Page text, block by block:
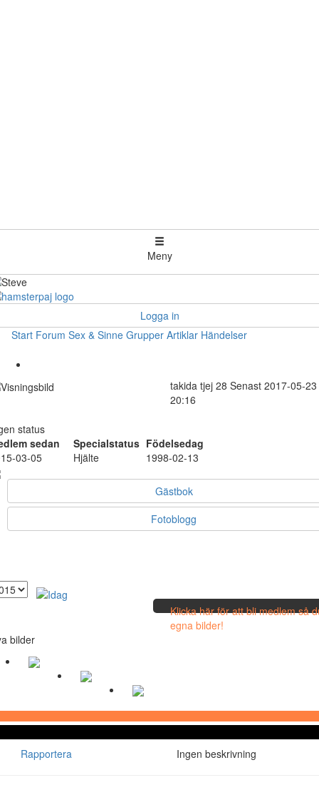
Meny
Logga in
Start Forum Sex & Sinne Grupper Artiklar Händelser
takida tjej 28 Senast 2017-05-23
20:16
status
sedan
Specialstatus Födelsedag
03-05
Hjälte 1998-02-13
Gästbok
Fotoblogg
Klicka här för att bli medlem så
egna bilder!
bilder
Rapportera Ingen beskrivning